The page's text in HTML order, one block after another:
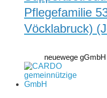
Pflegefamilie
Vöcklabruck)
neuewege gGmbH